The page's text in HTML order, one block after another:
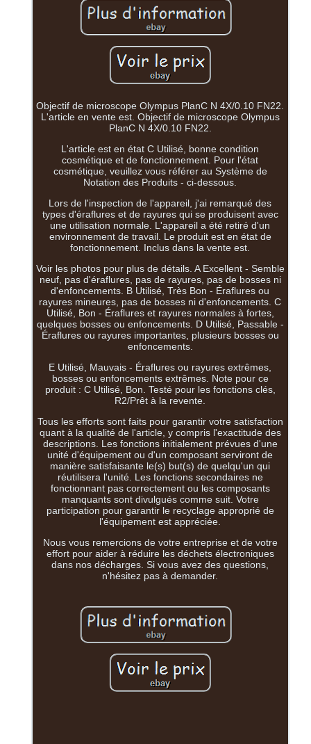
Objectif de microscope Olympus PlanC N 4X/0.10 FN22.
L'article en vente est. Objectif de microscope Olympus
PlanC N 4X/0.10 FN22.
L'article est en état C Utilisé, bonne condition
cosmétique et de fonctionnement. Pour l'état
cosmétique, veuillez vous référer au Système de
Notation des Produits - ci-dessous.
Lors de l'inspection de l'appareil, j'ai remarqué des
types d'éraflures et de rayures qui se produisent avec
une utilisation normale. L'appareil a été retiré d'un
environnement de travail. Le produit est en état de
fonctionnement. Inclus dans la vente est.
Voir les photos pour plus de détails. A Excellent - Semble
neuf, pas d'éraflures, pas de rayures, pas de bosses ni
d'enfoncements. B Utilisé, Très Bon - Éraflures ou
rayures mineures, pas de bosses ni d'enfoncements. C
Utilisé, Bon - Éraflures et rayures normales à fortes,
quelques bosses ou enfoncements. D Utilisé, Passable -
Éraflures ou rayures importantes, plusieurs bosses ou
enfoncements.
E Utilisé, Mauvais - Éraflures ou rayures extrêmes,
bosses ou enfoncements extrêmes. Note pour ce
produit : C Utilisé, Bon. Testé pour les fonctions clés,
R2/Prêt à la revente.
Tous les efforts sont faits pour garantir votre satisfaction
quant à la qualité de l'article, y compris l'exactitude des
descriptions. Les fonctions initialement prévues d'une
unité d'équipement ou d'un composant serviront de
manière satisfaisante le(s) but(s) de quelqu'un qui
réutilisera l'unité. Les fonctions secondaires ne
fonctionnant pas correctement ou les composants
manquants sont divulgués comme suit. Votre
participation pour garantir le recyclage approprié de
l'équipement est appréciée.
Nous vous remercions de votre entreprise et de votre
effort pour aider à réduire les déchets électroniques
dans nos décharges. Si vous avez des questions,
n'hésitez pas à demander.